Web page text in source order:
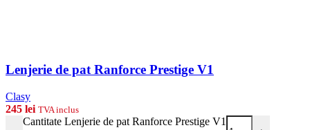
Lenjerie de pat Ranforce Prestige V1
Clasy
245 lei TVA inclus
Cantitate Lenjerie de pat Ranforce Prestige V1